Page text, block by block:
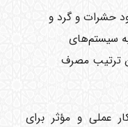
حشرات و گرد و
به سیستم‌های
ترتیب مصرف
عملی و مؤثر برای